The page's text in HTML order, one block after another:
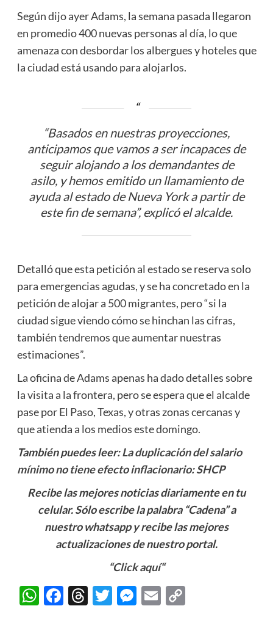
Según dijo ayer Adams, la semana pasada llegaron
en promedio 400 nuevas personas al día, lo que
amenaza con desbordar los albergues y hoteles que
la ciudad está usando para alojarlos.
“Basados en nuestras proyecciones,
anticipamos que vamos a ser incapaces de
seguir alojando a los demandantes de
asilo, y hemos emitido un llamamiento de
ayuda al estado de Nueva York a partir de
este fin de semana”, explicó el alcalde.
Detalló que esta petición al estado se reserva solo
para emergencias agudas, y se ha concretado en la
petición de alojar a 500 migrantes, pero “si la
ciudad sigue viendo cómo se hinchan las cifras,
también tendremos que aumentar nuestras
estimaciones”.
La oficina de Adams apenas ha dado detalles sobre
la visita a la frontera, pero se espera que el alcalde
pase por El Paso, Texas, y otras zonas cercanas y
que atienda a los medios este domingo.
También puedes leer:La duplicación del salario
mínimo no tiene efecto inflacionario: SHCP
Recibe las mejores noticias diariamente en tu
celular. Sólo escribe la palabra “Cadena” a
nuestro whatsapp y recibe las mejores
actualizaciones de nuestro portal.
“Click aquí“
WhatsApp
Facebook
Threads
Twitter
Messenger
EmailCopy